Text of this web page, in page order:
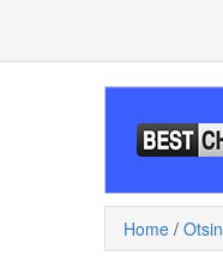
Home /